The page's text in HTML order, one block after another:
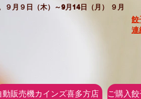
９月９日（木）～9月14日（月） ９月
餃
連
動販売機カインズ喜多方店 ご購入